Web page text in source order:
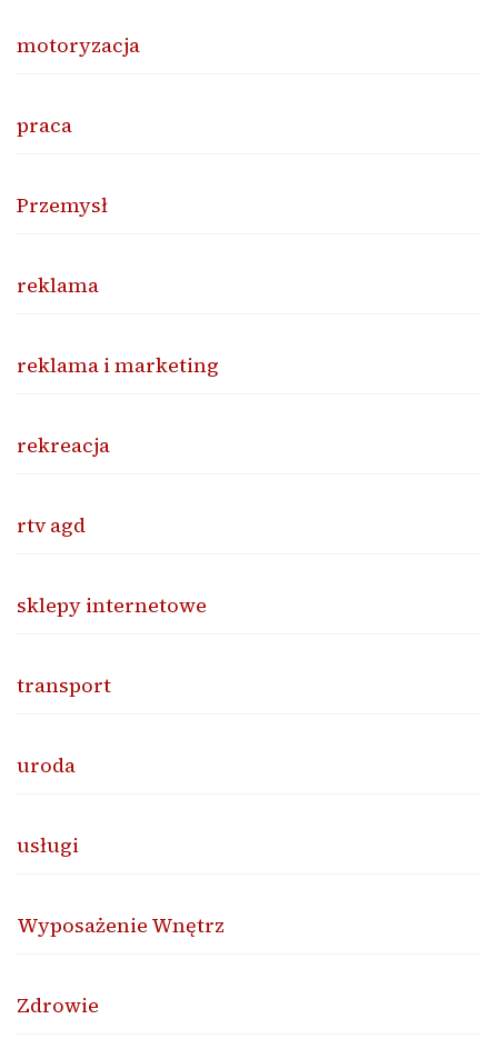
motoryzacja
praca
Przemysł
reklama
reklama i marketing
rekreacja
rtv agd
sklepy internetowe
transport
uroda
usługi
Wyposażenie Wnętrz
Zdrowie